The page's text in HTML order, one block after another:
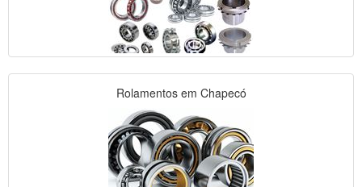
Rolamentos em Chapecó